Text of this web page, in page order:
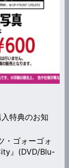
特典のお知
・ゴォーゴォ
』(DVD/Blu-